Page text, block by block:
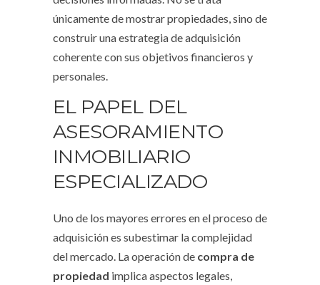
únicamente de mostrar propiedades, sino de
construir una estrategia de adquisición
coherente con sus objetivos financieros y
personales.
EL PAPEL DEL
ASESORAMIENTO
INMOBILIARIO
ESPECIALIZADO
Uno de los mayores errores en el proceso de
adquisición es subestimar la complejidad
del mercado. La operación de compra de
propiedad implica aspectos legales,